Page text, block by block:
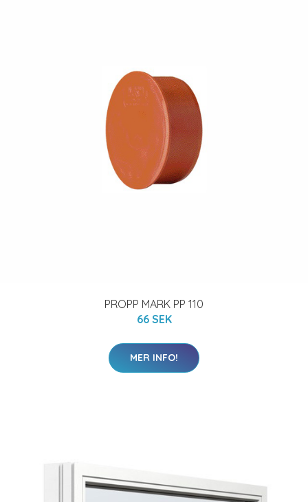
PROPP MARK PP 110
66 SEK
MER INFO!